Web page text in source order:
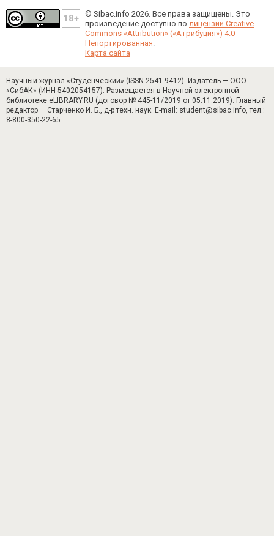
© Sibac.info 2026. Все права защищены. Это
произведение доступно по лицензии Creative
Commons «Attribution» («Атрибуция») 4.0
Непортированная.
Карта сайта
Научный журнал «Студенческий» (ISSN 2541-9412). Издатель — ООО
«СибАК» (ИНН 5402054157). Размещается в Научной электронной
библиотеке eLIBRARY.RU (договор № 445-11/2019 от 05.11.2019). Главный
редактор — Старченко И. Б., д-р техн. наук. E-mail: student@sibac.info, тел.:
8-800-350-22-65.